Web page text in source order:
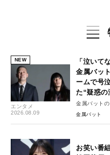
NEW
エンタメ
2026.08.09
「泣いて
金属バッ
ームで号
た“疑惑の
金属バット
金属バット
お笑い番